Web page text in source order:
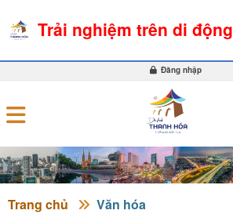
Đăng nhập
Trang chủ Văn hóa
Trải nghiệm trên di động